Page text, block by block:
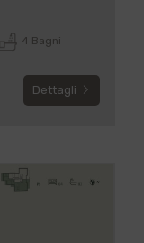
4 Bagni
Dettagli